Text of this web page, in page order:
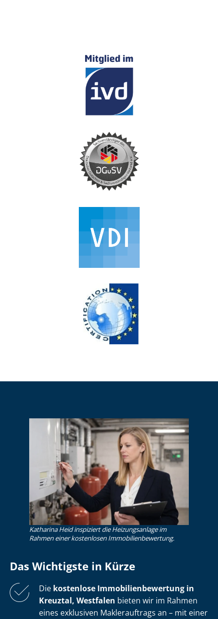
Katharina Heid inspiziert die Heizungsanlage im
Rahmen einer kostenlosen Im­mo­bi­li­en­be­wer­tung.
Das Wichtigste in Kürze
Die kostenlose Im­mo­bi­li­en­be­wer­tung in
Kreuztal, Westfalen bieten wir im Rahmen
eines exklusiven Maklerauftrags an – mit einer